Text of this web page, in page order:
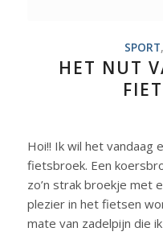
SPORT
HET NUT
Hoi!! Ik wil het vandaag
fietsbroek. Een
zo’n strak broekje met
plezier in het fietsen
mate van zadelpijn die